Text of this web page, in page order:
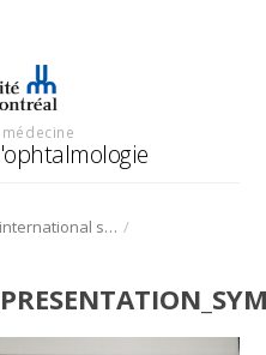
Symposium international sur l’angiogenèse rétinienne et choroïdienne /